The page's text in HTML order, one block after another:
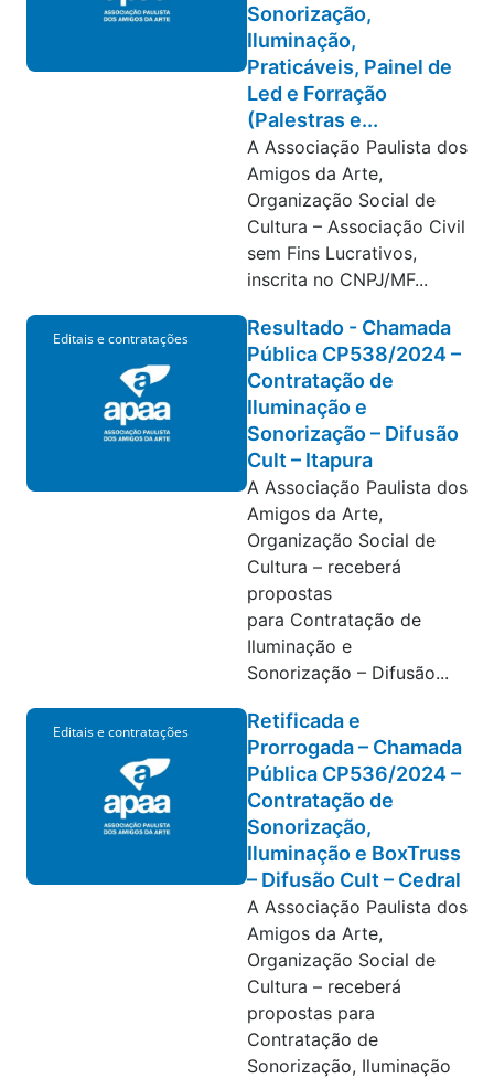
Sonorização,
Iluminação,
Praticáveis, Painel de
Led e Forração
(Palestras e...
A Associação Paulista dos
Amigos da Arte,
Organização Social de
Cultura – Associação Civil
sem Fins Lucrativos,
inscrita no CNPJ/MF...
Editais e contratações
Resultado - Chamada
Pública CP538/2024 –
Contratação de
Iluminação e
Sonorização – Difusão
Cult – Itapura
A Associação Paulista dos
Amigos da Arte,
Organização Social de
Cultura – receberá
propostas
para Contratação de
Iluminação e
Sonorização – Difusão...
Editais e contratações
Retificada e
Prorrogada – Chamada
Pública CP536/2024 –
Contratação de
Sonorização,
Iluminação e BoxTruss
– Difusão Cult – Cedral
A Associação Paulista dos
Amigos da Arte,
Organização Social de
Cultura – receberá
propostas para
Contratação de
Sonorização, Iluminação